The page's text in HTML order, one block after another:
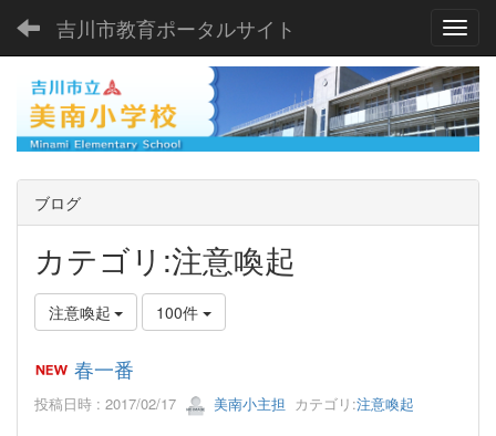
吉川市教育ポータルサイト
ブログ
カテゴリ:注意喚起
注意喚起 100件
春一番
投稿日時 : 2017/02/17 美南小主担 カテゴリ:注意喚起